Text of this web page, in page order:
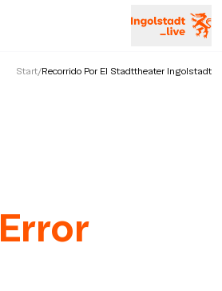
Start/Recorrido Por El Stadttheater Ingolstadt
Error